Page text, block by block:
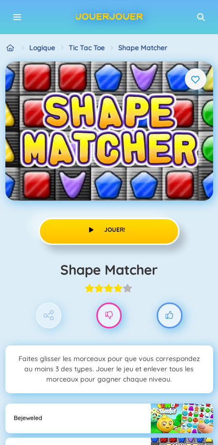
Logique Tic Tac Toe Shape Matcher
JOUER!
Shape Matcher
Faites glisser les morceaux pour que vous correspondez
au moins 3 des types. Jouer le jeu et enlever tous les
morceaux pour gagner chaque niveau.
Bejeweled